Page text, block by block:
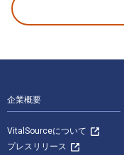
企業概要
VitalSourceについて
プレスリリース